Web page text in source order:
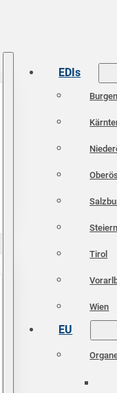
EDIs
Tirol
Wien
EU